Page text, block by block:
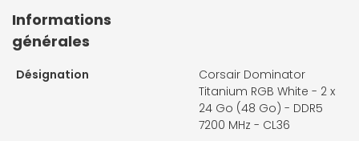
Informations
générales
Désignation
Corsair Dominator
Titanium RGB White - 2 x
24 Go (48 Go) - DDR5
7200 MHz - CL36